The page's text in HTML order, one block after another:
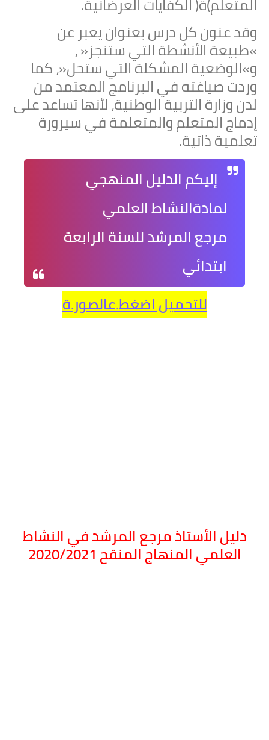
وقد عنون كل درس بعنوان يعبر عن
»طبيعة الأنشطة التي ستنجز« ،
و»الوضعية المشكلة التي ستحل«، كما
وردت صياغته في البرنامج المعتمد من
لدن وزارة التربية الوطنية، لأنها تساعد على
إدماج المتعلم والمتعلمة في سيرورة
تعلمية ذاتية.
إليكم الدليل المنهجي
لمادةالنشاط العلمي
مرجعالمرشدللسنة الرابعة
ابتدائي
للتحميل اضغط.عالصور.ة
دليل الأستاذ مرجع المرشد في النشاط
العلمي المنهاج المنقح 2020/2021